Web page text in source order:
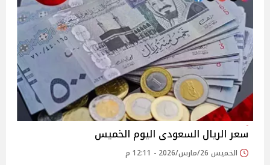
سعر الريال السعودى اليوم الخميس
الخميس 26/مارس/2026 - 12:11 م